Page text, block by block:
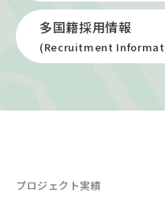
多国籍採用情報
(Recruitment
プロジェクト実績